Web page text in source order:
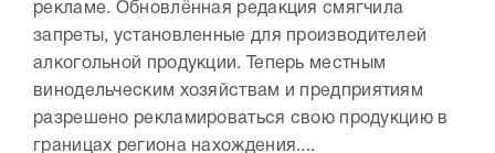
рекламе. Обновлённая редакция смягчила
запреты, установленные для производителей
алкогольной продукции. Теперь местным
винодельческим хозяйствам и предприятиям
разрешено рекламироваться свою продукцию в
границах региона нахождения....